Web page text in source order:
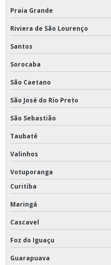
Praia Grande
Riviera de São Lourenço
Santos
Sorocaba
São Caetano
São José do Rio Preto
São Sebastião
Taubaté
Valinhos
Votuporanga
Curitiba
Maringá
Cascavel
Foz do Iguaçu
Guarapuava